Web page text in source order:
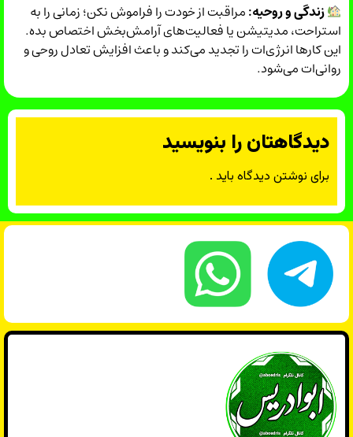
زندگی و روحیه:مراقبت از خودت را فراموش نکن؛ زمانی را به
استراحت، مدیتیشن یا فعالیت‌های آرامش‌بخش اختصاص بده.
این کارها انرژی‌ات را تجدید می‌کند و باعث افزایش تعادل روحی و
روانی‌ات می‌شود.
دیدگاهتان را بنویسید
برای نوشتن دیدگاه باید .